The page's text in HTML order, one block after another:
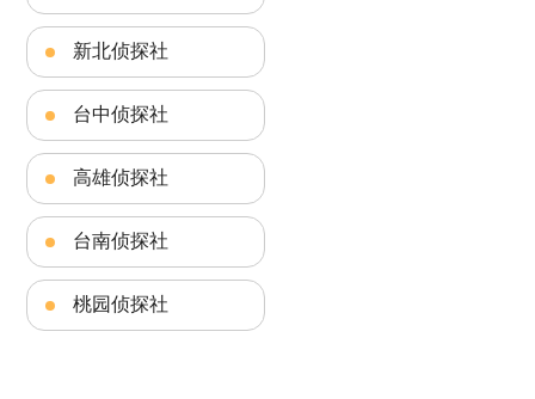
新北侦探社
台中侦探社
高雄侦探社
台南侦探社
桃园侦探社